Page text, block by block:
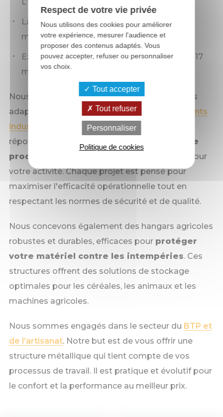
La construction d’un local en charpente
métallique de 650 m2 à Changé (53)
Extension d’une plateforme logistique de 617
m2 à Changé (53)
Nous proposons également des constructions
adaptées aux besoins spécifiques des
bâtiments
industriels
. Nos solutions sont conçues pour
répondre aux
exigences de stockage et de
production
, offrant des espaces optimisés pour
votre activité. Chaque projet est pensé pour
maximiser l'efficacité opérationnelle tout en
respectant les normes de sécurité et de qualité.
Nous concevons également des hangars agricoles
robustes et durables, efficaces pour protéger
votre matériel contre les intempéries. Ces
structures offrent des solutions de stockage
optimales pour les céréales, les animaux et les
machines agricoles.
Nous sommes engagés dans le secteur du BTP et
de l’artisanat. Notre but est de vous offrir une
structure métallique qui tient compte de vos
processus de travail. Il est pratique et évolutif pour
le confort et la performance au meilleur prix.
Respect de votre vie privée
Nous utilisons des cookies pour améliorer
votre expérience, mesurer l'audience et
proposer des contenus adaptés. Vous
pouvez accepter, refuser ou personnaliser
vos choix.
Tout accepter
Tout refuser
Personnaliser
Politique de cookies